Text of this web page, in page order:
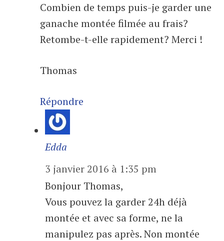
Combien de temps puis-je garder une
ganache montée filmée au frais?
Retombe-t-elle rapidement? Merci !
Thomas
Répondre
Edda
3 janvier 2016 à 1:35 pm
Bonjour Thomas,
Vous pouvez la garder 24h déjà
montée et avec sa forme, ne la
manipulez pas après. Non montée